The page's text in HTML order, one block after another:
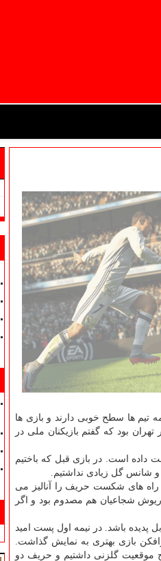
ها سطح خوبی دارند و بازی ها
بود كه گفتم بازیكنان ملی در
داده است. در بازی قبل كه باختیم
و شانس گل زیادی نداشتیم.
راه های شكست حریف را آنالیز می
حمله می كند. داریوش شجاعیان هم مصدوم بود و اگر
پدیده باشد. در نیمه اول پست امید
بازی بهتری به نمایش گذاشت.
موقعیت گلزنی داشتیم و حریف دو